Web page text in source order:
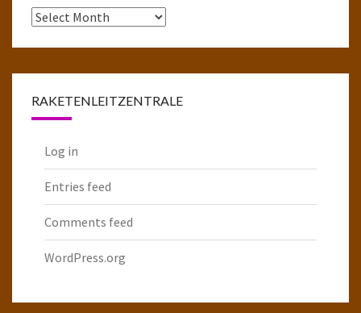
Das
RAKETENLEITZENTRALE
Log in
Entries feed
Comments feed
WordPress.org